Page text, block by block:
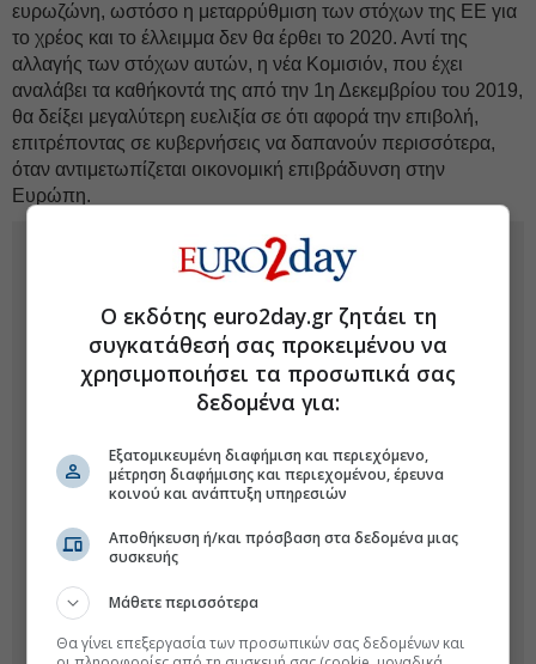
ευρωζώνη, ωστόσο η μεταρρύθμιση των στόχων της ΕΕ για
το χρέος και το έλλειμμα δεν θα έρθει το 2020. Αντί της
αλλαγής των στόχων αυτών, η νέα Κομισιόν, που έχει
αναλάβει τα καθήκοντά της από την 1η Δεκεμβρίου του 2019,
θα δείξει μεγαλύτερη ευελιξία σε ότι αφορά την επιβολή,
επιτρέποντας σε κυβερνήσεις να δαπανούν περισσότερα,
όταν αντιμετωπίζεται οικονομική επιβράδυνση στην
Ευρώπη.
Ο εκδότης euro2day.gr ζητάει τη
συγκατάθεσή σας προκειμένου να
χρησιμοποιήσει τα προσωπικά σας
δεδομένα για:
Εξατομικευμένη διαφήμιση και περιεχόμενο,
μέτρηση διαφήμισης και περιεχομένου, έρευνα
κοινού και ανάπτυξη υπηρεσιών
Αποθήκευση ή/και πρόσβαση στα δεδομένα μιας
συσκευής
Μάθετε περισσότερα
Θα γίνει επεξεργασία των προσωπικών σας δεδομένων και